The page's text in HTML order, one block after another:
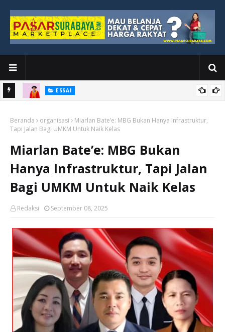
ESSAI
Tidak Berhenti di Panggung Wisuda
Beranda organisasi
Miarlan Bate’e: MBG Bukan Hanya Infrastruktur,
Tapi Jalan Bagi UMKM Untuk Naik Kelas
Miarlan Bate’e: MBG Bukan
Hanya Infrastruktur, Tapi Jalan
Bagi UMKM Untuk Naik Kelas
Redaksi September 08, 2025